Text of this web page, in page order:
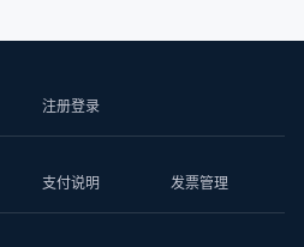
注册登录
支付说明 发票管理